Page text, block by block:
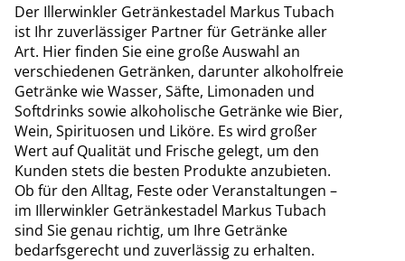
Der Illerwinkler Getränkestadel Markus Tubach
ist Ihr zuverlässiger Partner für Getränke aller
Art. Hier finden Sie eine große Auswahl an
verschiedenen Getränken, darunter alkoholfreie
Getränke wie Wasser, Säfte, Limonaden und
Softdrinks sowie alkoholische Getränke wie Bier,
Wein, Spirituosen und Liköre. Es wird großer
Wert auf Qualität und Frische gelegt, um den
Kunden stets die besten Produkte anzubieten.
Ob für den Alltag, Feste oder Veranstaltungen –
im Illerwinkler Getränkestadel Markus Tubach
sind Sie genau richtig, um Ihre Getränke
bedarfsgerecht und zuverlässig zu erhalten.